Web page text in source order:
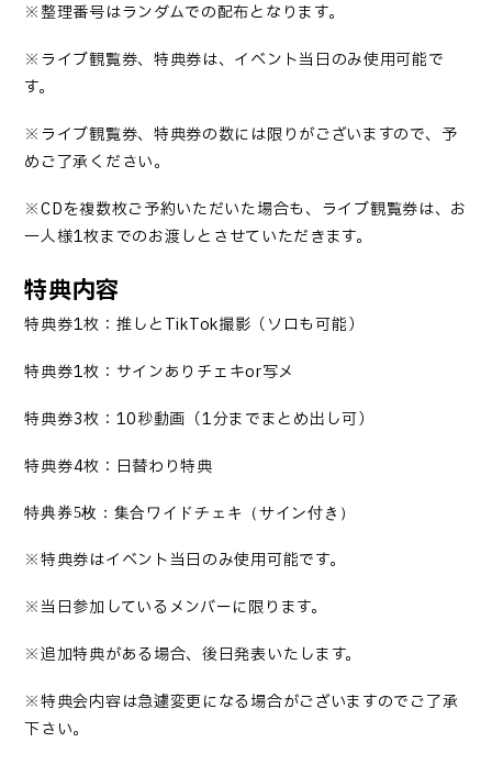
※整理番号はランダムでの配布となります。
※ライブ観覧券、特典券は、イベント当日のみ使用可能で
す。
※ライブ観覧券、特典券の数には限りがございますので、予
めご了承ください。
※CDを複数枚ご予約いただいた場合も、ライブ観覧券は、お
一人様1枚までのお渡しとさせていただきます。
特典内容
特典券1枚：推しとTikTok撮影（ソロも可能）
特典券1枚：サインありチェキor写メ
特典券3枚： 10秒動画（1分までまとめ出し可）
特典券4枚：日替わり特典
特典券5枚：集合ワイドチェキ（サイン付き）
※特典券はイベント当日のみ使用可能です。
※当日参加しているメンバーに限ります。
※追加特典がある場合、後日発表いたします。
※特典会内容は急遽変更になる場合がございますのでご了承
下さい。